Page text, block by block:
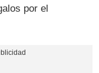
por el